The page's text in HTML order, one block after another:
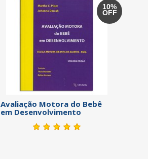
10%
OFF
Avaliação Motora do Bebê
em Desenvolvimento